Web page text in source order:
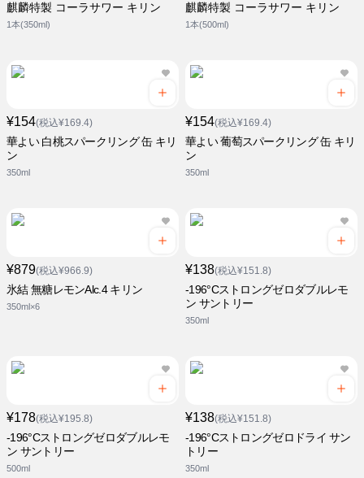
麒麟特製 コーラサワー キリン
1本(350ml)
麒麟特製 コーラサワー キリン
1本(500ml)
¥154(税込¥169.4)
華よい 白桃スパークリング 缶 キリ
ン
350ml
¥154(税込¥169.4)
華よい 葡萄スパークリング 缶 キリ
ン
350ml
¥879(税込¥966.9)
氷結 無糖レモンAlc.4 キリン
350ml×6
¥138(税込¥151.8)
-196°Cストロングゼロダブルレモ
ン サントリー
350ml
¥178(税込¥195.8)
-196°Cストロングゼロダブルレモ
ン サントリー
500ml
¥138(税込¥151.8)
-196°Cストロングゼロドライ サン
トリー
350ml